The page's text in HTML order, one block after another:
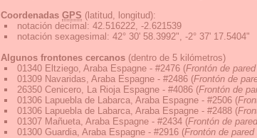
Coordenadas GPS (latitud, longitud):
notación decimal : 42.516222, -2.621539
notación sexagesimal : 42° 30' 58.3992", -2° 37' 17.5404"
Algunos frontones cercanos (dentro de 5 kilómetros)
01340 Eltziego, Araba Espagne - #2476 (Frontón de
01309 Navaridas, Araba Espagne - #2486 (Frontón de
26350 Cenicero, La Rioja Espagne - #4086 (Frontón de
01306 Lapuebla de Labarca, Araba Espagne - #2506 (
01306 Lapuebla de Labarca, Araba Espagne - #2488 (
01307 Mañueta, Araba Espagne - #2434 (Frontón de
01300 Guardia, Araba Espagne - #2916 (Frontón de